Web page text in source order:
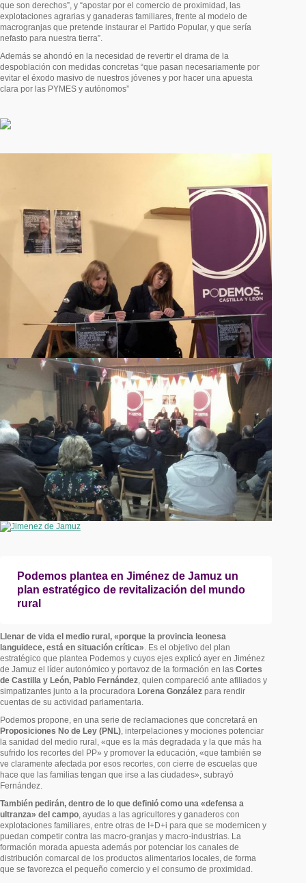
que son derechos”, y “apostar por el comercio de proximidad, las
explotaciones agrarias y ganaderas familiares, frente al modelo de
macrogranjas que pretende instaurar el Partido Popular, y que sería
nefasto para nuestra tierra”.
Además se ahondó en la necesidad de revertir el drama de la
despoblación con medidas concretas “que pasan necesariamente por
evitar el éxodo masivo de nuestros jóvenes y por hacer una apuesta
clara por las PYMES y autónomos”
Podemos plantea en Jiménez de Jamuz un
plan estratégico de revitalización del mundo
rural
Llenar de vida el medio rural, «porque la provincia leonesa
languidece, está en situación crítica». Es el objetivo del plan
estratégico que plantea Podemos y cuyos ejes explicó ayer en Jiménez
de Jamuz el líder autonómico y portavoz de la formación en las Cortes
de Castilla y León, Pablo Fernández, quien compareció ante afiliados y
simpatizantes junto a la procuradora Lorena González para rendir
cuentas de su actividad parlamentaria.
Podemos propone, en una serie de reclamaciones que concretará en
Proposiciones No de Ley (PNL), interpelaciones y mociones potenciar
la sanidad del medio rural, «que es la más degradada y la que más ha
sufrido los recortes del PP» y promover la educación, «que también se
ve claramente afectada por esos recortes, con cierre de escuelas que
hace que las familias tengan que irse a las ciudades», subrayó
Fernández.
También pedirán, dentro de lo que definió como una «defensa a
ultranza» del campo, ayudas a las agricultores y ganaderos con
explotaciones familiares, entre otras de I+D+i para que se modernicen y
puedan competir contra las macro-granjas y macro-industrias. La
formación morada apuesta además por potenciar los canales de
distribución comarcal de los productos alimentarios locales, de forma
que se favorezca el pequeño comercio y el consumo de proximidad.